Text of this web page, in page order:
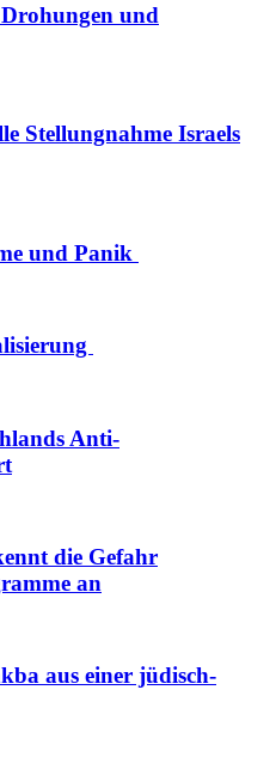
und
Stellungnahme Israels
und Panik
Anti-
die Gefahr
an
aus einer jüdisch-